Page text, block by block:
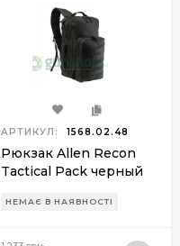
АРТИКУЛ: 1568.02.48
Рюкзак Allen Recon
Tactical Pack черный
НЕМАЄ В НАЯВНОСТІ